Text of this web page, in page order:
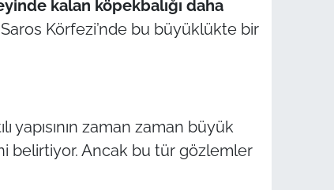
kalan köpekbalığı daha
Saros Körfezi’nde bu büyüklükte bir
yapısının zaman zaman büyük
belirtiyor. Ancak bu tür gözlemler